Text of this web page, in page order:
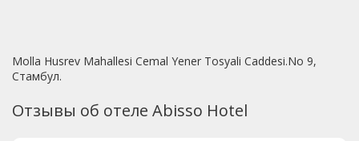
Molla Husrev Mahallesi Cemal Yener Tosyali Caddesi.No 9,
Стамбул.
Отзывы об отеле Abisso Hotel